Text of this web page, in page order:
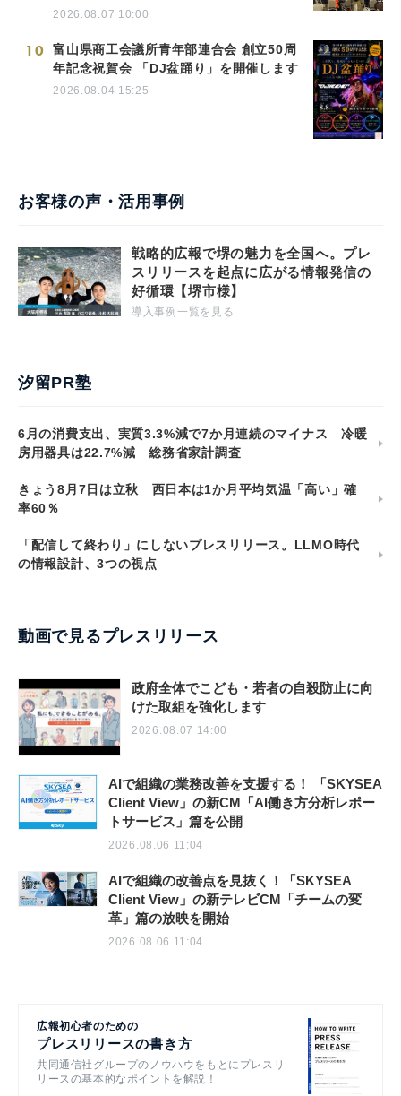
2026.08.07 10:00
10
富山県商工会議所青年部連合会 創立50周
年記念祝賀会 「DJ盆踊り」を開催します
2026.08.04 15:25
お客様の声・活用事例
戦略的広報で堺の魅力を全国へ。プレ
スリリースを起点に広がる情報発信の
好循環【堺市様】
導入事例一覧を見る
汐留PR塾
6月の消費支出、実質3.3%減で7か月連続のマイナス 冷暖
房用器具は22.7%減 総務省家計調査
きょう8月7日は立秋 西日本は1か月平均気温「高い」確
率60％
「配信して終わり」にしないプレスリリース。LLMO時代
の情報設計、3つの視点
動画で見るプレスリリース
政府全体でこども・若者の自殺防止に向
けた取組を強化します
2026.08.07 14:00
AIで組織の業務改善を支援する！ 「SKYSEA
Client View」の新CM「AI働き方分析レポー
トサービス」篇を公開
2026.08.06 11:04
AIで組織の改善点を見抜く！「SKYSEA
Client View」の新テレビCM「チームの変
革」篇の放映を開始
2026.08.06 11:04
広報初心者のための
プレスリリースの書き方
共同通信社グループのノウハウをもとにプレスリ
リースの基本的なポイントを解説！